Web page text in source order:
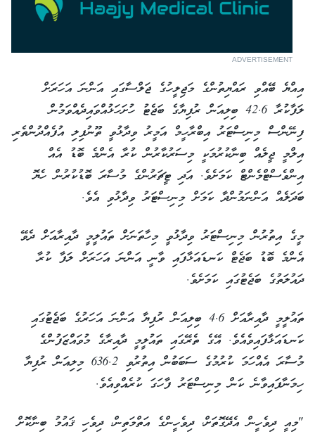
ADVERTISEMENT
އިއްޔެ ބޭއްވި ރައްޔިތުންގެ މަޖިލީހުގެ ޖަލްސާގައި އަންނަ އަހަރަށް
ލަފާކުރާ 42.6 ބިލިއަން ރުފިޔާގެ ބަޖެޓު ހުށަހަޅުއްވައިދެއްވަމުން
ފިނޭންސް މިނިސްޓަރު އިބްރާހީމް އަމީރު ވިދާޅުވީ ތޫނުފިލި އުފެއްދުންތެރި
އިލްމީ ޖީލެއް ބިނާކުރުމަކީ މިސަރުކާރުން ކުރާ އެންމެ ބޮޑު އެއް
އިންވެސްޓްމެންޓް ކަމަށެވެ. އަދި ޓީޗަރުންގެ މުސާރަ ބޮޑުކުރުން ހެޔޮ
ބަދަލެއް އަންނަމުންދާ ކަމަށް މިނިސްޓަރު ވިދާޅުވި އެވެ.
މީގެ އިތުރުން މިނިސްޓަރު ވިދާޅުވީ މިހާތަނަށް ތައުލީމީ ދާއިރާއަށް ދެވޭ
އެންމެ ބޮޑު ބަޖެޓް ކަނޑައަޅާފައި ވާނީ އަންނަ އަހަރަށް ލަފާ ކުރާ
ދައުލަތުގެ ބަޖެޓުގައި ކަމަށެވެ.
ތައުލީމީ ދާއިރާއަށް 4.6 ބިލިއަން ރުފިޔާ އަންނަ އަހަރުގެ ބަޖެޓުގައި
ކަނޑައަޅާފައިވެއެވެ. އޭގެ ތެރޭގައި ތައުލީމީ ދާއިރާގެ މުވައްޒަފުންގެ
މުސާރަ އެއްހަމަ ކުރުމުގެ ސަބަބުން އިތުރުވި 636.2 މިލިއަން ރުފިޔާ
ހިމަނާފައިވާނެ ކަން މިނިސްޓަރު ފާހަގަ ކުރެއްވިއެވެ.
"މިއީ ދިވެހީން އެދޭގޮތަށް، ދިވެހީންގެ އަތްމަތިން، ދިވެހި ޤައުމު ބިނާކޮށް